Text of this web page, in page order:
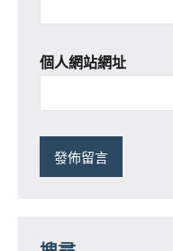
個人網站網址